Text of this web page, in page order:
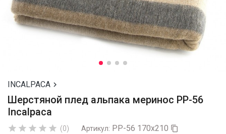
INCALPACA 
Шерстяной плед альпака меринос PP-56
Incalpaca
     (0) Артикул: PP-56 170x210 